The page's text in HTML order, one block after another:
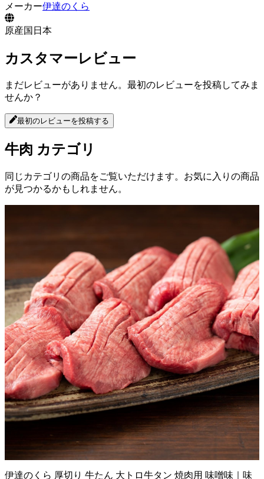
メーカー伊達のくら
原産国 日本
カスタマーレビュー
まだレビューがありません。最初のレビューを投稿してみま
せんか？
最初のレビューを投稿する
牛肉 カテゴリ
同じカテゴリの商品をご覧いただけます。お気に入りの商品
が見つかるかもしれません。
伊達のくら 厚切り 牛たん 大トロ牛タン 焼肉用 味噌味｜味